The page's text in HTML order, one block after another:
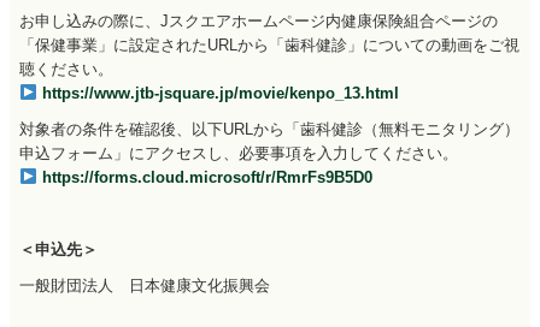
お申し込みの際に、Jスクエアホームページ内健康保険組合ページの
「保健事業」に設定されたURLから「歯科健診」についての動画をご視
聴ください。
https://www.jtb-jsquare.jp/movie/kenpo_13.html
対象者の条件を確認後、以下URLから「歯科健診（無料モニタリング）
申込フォーム」にアクセスし、必要事項を入力してください。
https://forms.cloud.microsoft/r/RmrFs9B5D0
＜申込先＞
一般財団法人 日本健康文化振興会